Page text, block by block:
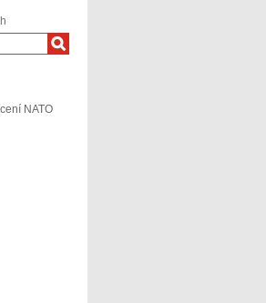
NATO